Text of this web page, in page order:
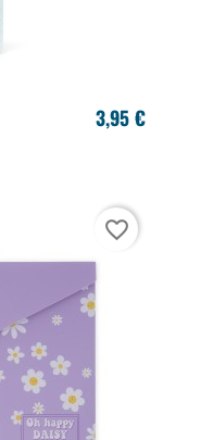
3,95 €
favorite_border